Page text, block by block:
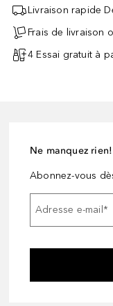
Livraison rapide
Frais de livraison
4 Essai gratuit à
Ne manquez rien!
Abonnez-vous
Adresse e-mail*